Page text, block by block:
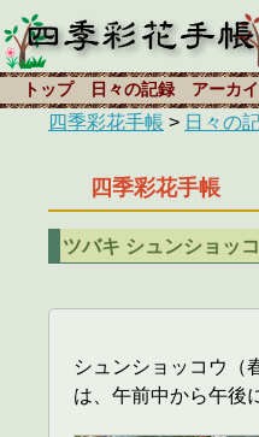
トップ 日々の記録 アーカ
四季彩花手帳 > 日々の
四季彩花手帳
ツバキ シュンショッ
シュンショッコウ（
は、午前中から午後